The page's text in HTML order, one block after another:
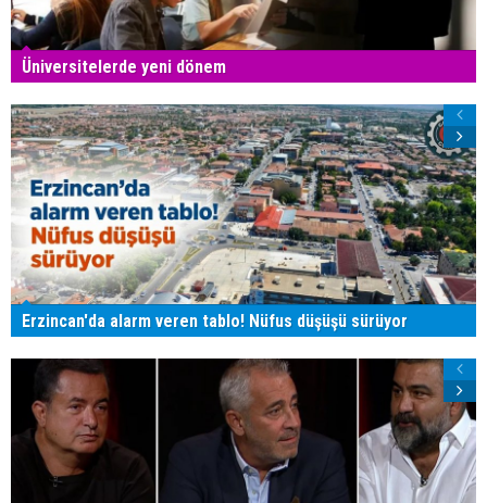
Üniversitelerde yeni dönem
Erzincan'da alarm veren tablo! Nüfus düşüşü sürüyor